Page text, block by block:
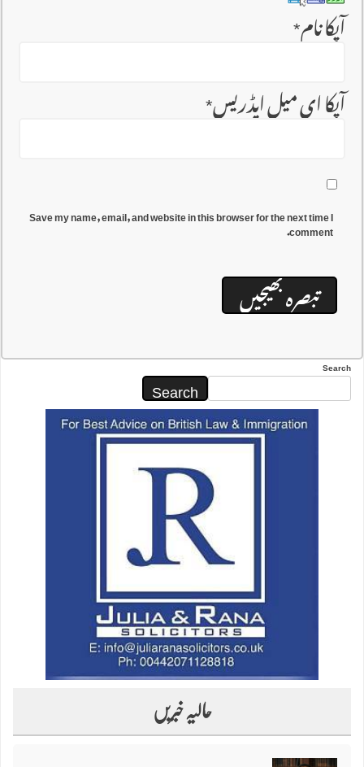
آپکا نام*
آپکا ای میل ایڈریس*
Save my name, email, and website in this browser for the next time I
comment.
Search
Search
حالیہ خبریں